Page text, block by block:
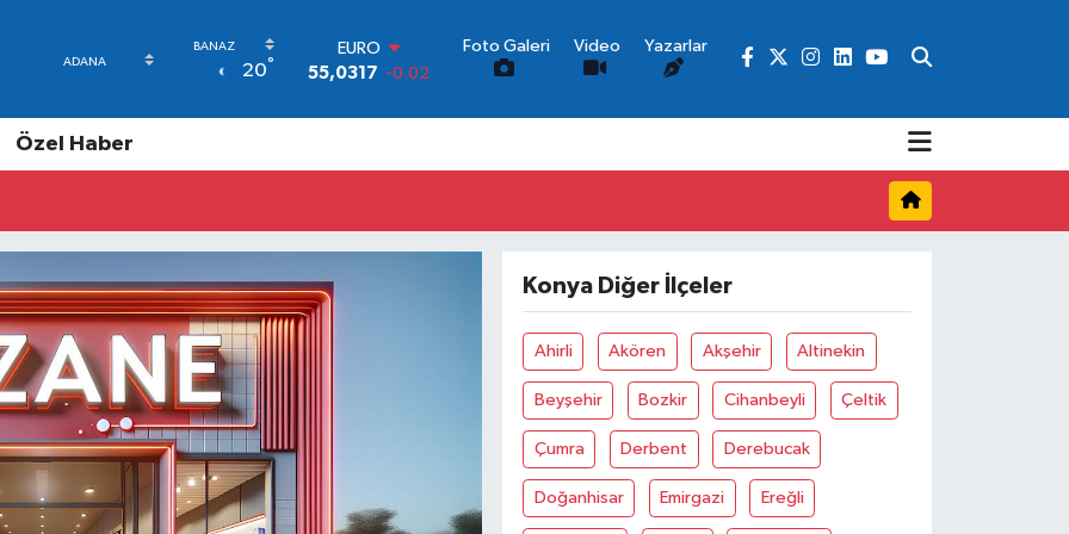
20°
STERLİN
64,2463
0.07
64.225,61 -0.63
DOLAR
47,7143
Foto Galeri Video Yazarlar
Özel Haber
Konya Diğer İlçeler
Ahirli Akören Akşehir Altinekin
Beyşehir Bozkir Cihanbeyli Çeltik
Çumra Derbent Derebucak
Doğanhisar Emirgazi Ereğli